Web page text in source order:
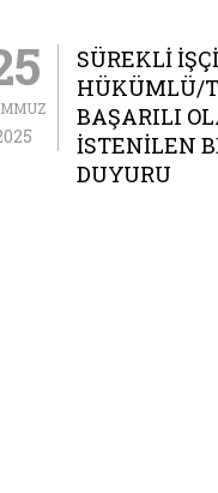
SÜREKLİ
HÜKÜMLÜ/
BAŞARILI
İSTENİLEN
DUYURU